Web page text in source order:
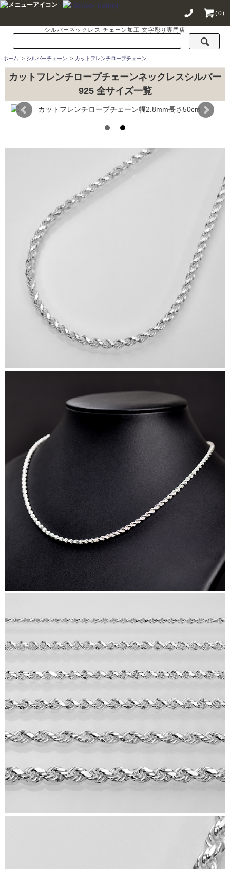
(0)
シルバーネックレス チェーン加工 文字彫り専門店
ホーム > シルバーチェーン > カットフレンチロープチェーン
カットフレンチロープチェーンネックレスシルバー
925 全サイズ一覧